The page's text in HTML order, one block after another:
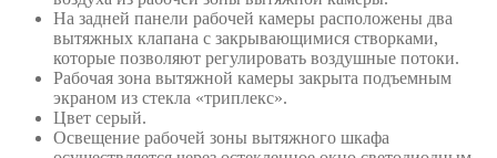
На задней панели рабочей камеры расположены два
вытяжных клапана с закрывающимися створками,
которые позволяют регулировать воздушные потоки.
Рабочая зона вытяжной камеры закрыта подъемным
экраном из стекла «триплекс».
Цвет серый.
Освещение рабочей зоны вытяжного шкафа